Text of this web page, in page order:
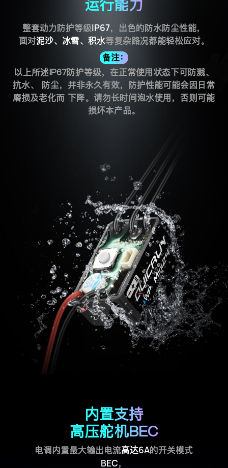
运行能力
整套动力防护等级IP67，出色的防水防尘性能，
面对泥沙、冰雪、积水等复杂路况都能轻松应对。
备注：
以上所述IP67防护等级，在正常使用状态下可防溅、
抗水、 防尘，并非永久有效，防护性能可能会因日常
磨损及老化而 下降。请勿长时间泡水使用，否则可能
损坏本产品。
内置支持
高压舵机BEC
电调内置最大输出电流高达6A的开关模式
BEC，